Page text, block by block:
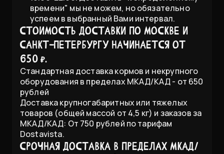
времени" мы не можем, но обязательно
успеем в выбранный Вами интервал.
Стоимость доставки по Москве и
Санкт-Петербургу начинается от
650 ₽.
Стандартная доставка кормов и некрупного
оборудования в пределах МКАД/КАД - от 650
рублей
Доставка крупногабаритных или тяжелых
товаров (общей массой от 4,5 кг) и заказов за
МКАД/КАД: От 750 рублей по тарифам
Dostavista.
Срочная доставка в пределах МКАД/